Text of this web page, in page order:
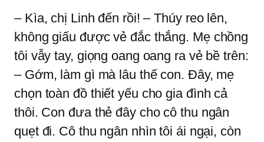
– Kìa, chị Linh đến rồi! – Thúy reo lên,
không giấu được vẻ đắc thắng. Mẹ chồng
tôi vẫy tay, giọng oang oang ra vẻ bề trên:
– Gớm, làm gì mà lâu thế con. Đây, mẹ
chọn toàn đồ thiết yếu cho gia đình cả
thôi. Con đưa thẻ đây cho cô thu ngân
quẹt đi. Cô thu ngân nhìn tôi ái ngại, còn